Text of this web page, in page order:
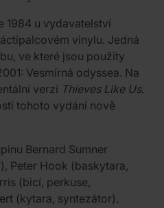
1984 u vydavatelství
vinylu. Jedná
ve které jsou použity
Vesmírná odyssea. Na
verzi Thieves Like Us.
tohoto vydání nově
Bernard Sumner
Peter Hook (baskytara,
(bicí, perkuse,
(kytara, syntezátor).